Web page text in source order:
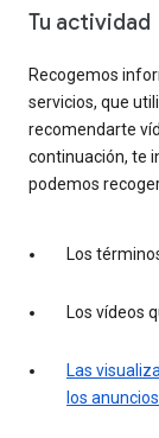
Tu actividad
Recogemos
servicios, que
recomendarte
continuación, te
podemos
Los
Los vídeos
Las
los anuncios